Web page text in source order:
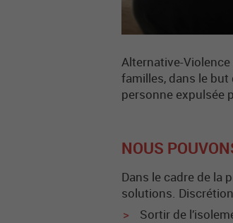
Alternative-
familles, dans le but
personne expulsée
NOUS
Dans le cadre de la
solutions.
Sortir de